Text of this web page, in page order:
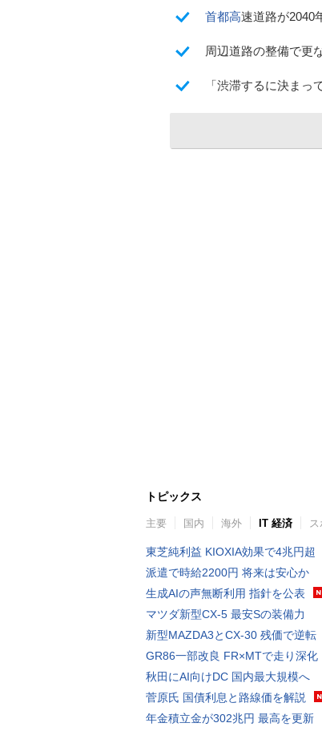
首都高速道路が2040
周辺道路の整備で更
「渋滞するに決まっ
トピックス
主要 国内 海外 IT 経済
東芝純利益 KIOXIA効果で4兆円超
派遣で時給2200円 将来は安心か
生成AIの声無断利用 指針を公表
マツダ新型CX-5 最安Sの装備力
新型MAZDA3とCX-30 残価で逆転
GR86一部改良 FR×MTで走り深化
秋田にAI向けDC 国内最大規模へ
菅原氏 国債利息と路線価を解説
年金積立金が302兆円 最高を更新